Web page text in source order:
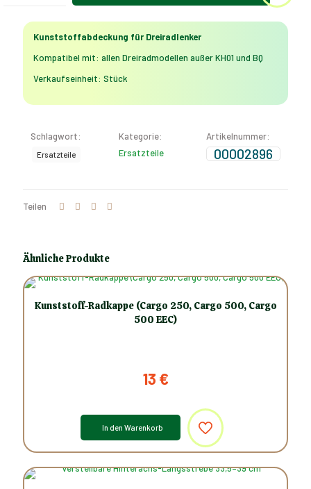
Kunststoffabdeckung für Dreiradlenker
Kompatibel mit: allen Dreiradmodellen außer KH01 und BQ
Verkaufseinheit: Stück
Schlagwort:
Ersatzteile
Kategorie:
Ersatzteile
Artikelnummer:
00002896
Teilen
Ähnliche Produkte
Kunststoff-Radkappe (Cargo 250, Cargo 500, Cargo
500 EEC)
13 €
In den Warenkorb